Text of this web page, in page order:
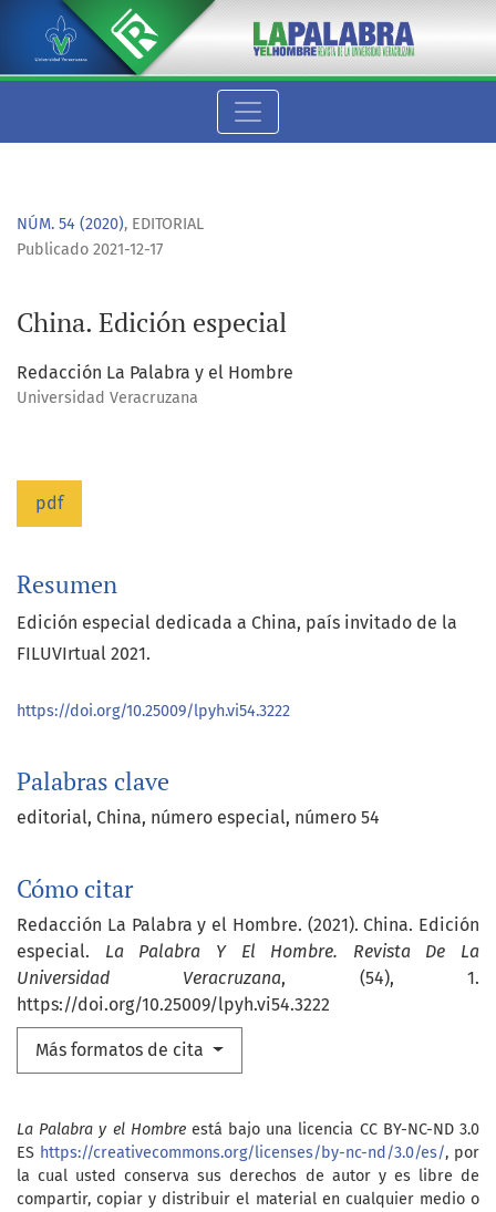
China. Edición especial
NÚM. 54 (2020), EDITORIAL
China. Edición especial
Publicado 2021-12-17
Redacción La Palabra y el Hombre
Universidad Veracruzana
pdf
Palabras clave
editorial China número especial número 54
Cómo citar
Redacción La Palabra y el Hombre. (2021). China. Edición
especial. La Palabra Y El Hombre. Revista De La
Universidad Veracruzana, (54), 1.
https://doi.org/10.25009/lpyh.vi54.3222
Más formatos de cita
Resumen
Edición especial dedicada a China, país invitado de la
FILUVIrtual 2021.
https://doi.org/10.25009/lpyh.vi54.3222
La Palabra y el Hombreestá bajo una licencia CC BY-NC-ND 3.0
ES https://creativecommons.org/licenses/by-nc-nd/3.0/es/, por
la cual usted conserva sus derechos de autor y es libre de
compartir, copiar y distribuir el material en cualquier medio o